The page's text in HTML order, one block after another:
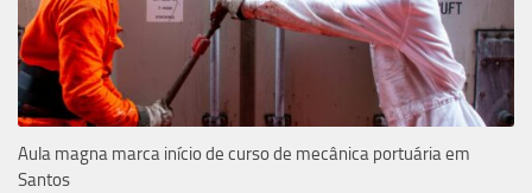
Aula magna marca início de curso de mecânica portuária em
Santos